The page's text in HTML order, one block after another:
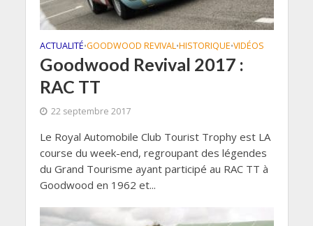
ACTUALITÉ•GOODWOOD REVIVAL•HISTORIQUE•VIDÉOS
Goodwood Revival 2017 :
RAC TT
22 septembre 2017
Le Royal Automobile Club Tourist Trophy est LA
course du week-end, regroupant des légendes
du Grand Tourisme ayant participé au RAC TT à
Goodwood en 1962 et...